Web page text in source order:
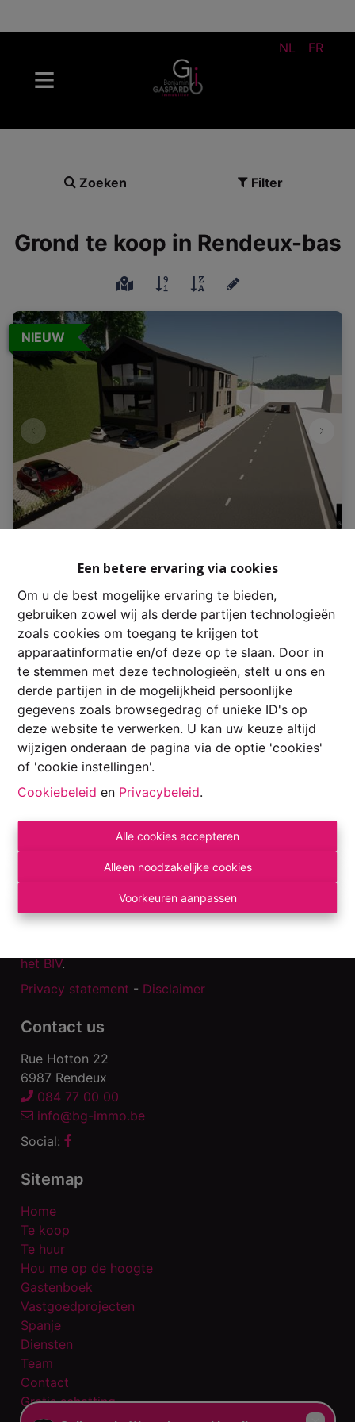
Een betere ervaring via cookies
Om u de best mogelijke ervaring te bieden,
gebruiken zowel wij als derde partijen technologieën
zoals cookies om toegang te krijgen tot
apparaatinformatie en/of deze op te slaan. Door in
te stemmen met deze technologieën, stelt u ons en
derde partijen in de mogelijkheid persoonlijke
gegevens zoals browsegedrag of unieke ID's op
deze website te verwerken. U kan uw keuze altijd
wijzigen onderaan de pagina via de optie 'cookies'
of 'cookie instellingen'.
Cookiebeleid en Privacybeleid.
Alle cookies accepteren
Alleen noodzakelijke cookies
Voorkeuren aanpassen
NL FR
Zoeken Filter
Grond te koop in Rendeux-bas
NIEUW
Rue de Hotton , 6987 Rendeux-Bas | Ref:
€ 85.000
820 m²
Beroepsinstituut van Vastgoedmakelaars,
Luxemburgstraat 16 B te 1000 Brussel.
het BIV.
Privacy statement - Disclaimer
Contact us
Rue Hotton 22
6987 Rendeux
084 77 00 00
info@bg-immo.be
Social:
Sitemap
Home
Te koop
Te huur
Hou me op de hoogte
Gastenboek
Vastgoedprojecten
Spanje
Diensten
Team
Contact
Gratis schatting